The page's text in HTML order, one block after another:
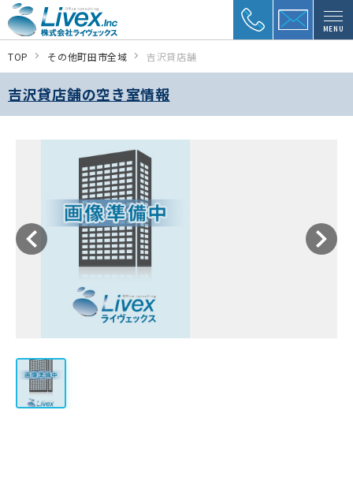
MENU
TOP その他町田市全域 吉沢貸店舗
吉沢貸店舗の空き室情報